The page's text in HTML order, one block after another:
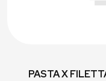
PASTA X